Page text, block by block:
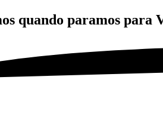
quando paramos para